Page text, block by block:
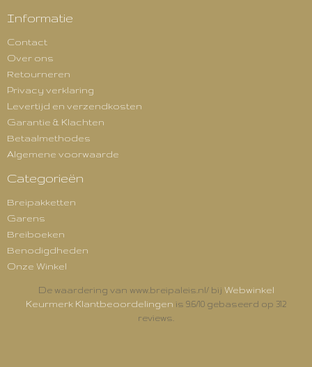
Informatie
Contact
Over ons
Retourneren
Privacy verklaring
Levertijd en verzendkosten
Garantie & Klachten
Betaalmethodes
Algemene voorwaarde
Categorieën
Breipakketten
Garens
Breiboeken
Benodigdheden
Onze Winkel
De waardering van www.breipaleis.nl/ bij Webwinkel
Keurmerk Klantbeoordelingen is 9.6/10 gebaseerd op 312
reviews.